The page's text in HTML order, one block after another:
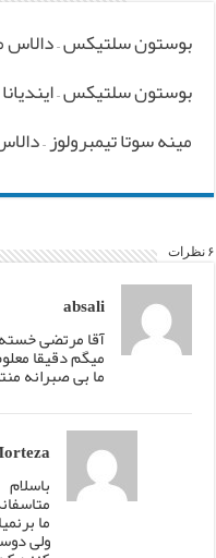
بوستون سلتیکس –
بوستون سلتیکس –
مینه سوتا تیمبرولوز –
۶ نظرات
absali
آقا مرتضی
میگم دقیقا
ما بی صبرانه
باسلام
ما
ولی